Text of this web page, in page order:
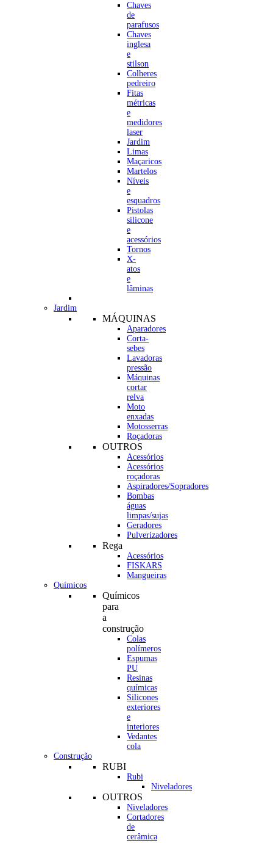
Chaves
de
parafusos
Chaves
inglesa
e
stilson
Colheres
pedreiro
Fitas
métricas
e
medidores
laser
Jardim
Limas
Maçaricos
Martelos
Níveis
e
esquadros
Pistolas
silicone
e
acessórios
Tornos
X-
atos
e
lâminas
Jardim
MÁQUINAS
Aparadores
Corta-
sebes
Lavadoras
pressão
Máquinas
cortar
relva
Moto
enxadas
Motosserras
Roçadoras
OUTROS
Acessórios
Acessórios
roçadoras
Aspiradores/Sopradores
Bombas
águas
limpas/sujas
Geradores
Pulverizadores
Rega
Acessórios
FISKARS
Mangueiras
Químicos
Químicos
para
a
construção
Colas
polímeros
Espumas
PU
Resinas
químicas
Silicones
exteriores
e
interiores
Vedantes
cola
Construção
RUBI
Rubi
Niveladores
OUTROS
Niveladores
Cortadores
de
cerâmica